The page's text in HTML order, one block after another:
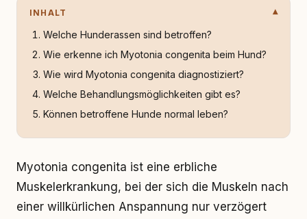
INHALT
Welche Hunderassen sind betroffen?
Wie erkenne ich Myotonia congenita beim Hund?
Wie wird Myotonia congenita diagnostiziert?
Welche Behandlungsmöglichkeiten gibt es?
Können betroffene Hunde normal leben?
Myotonia congenita ist eine erbliche
Muskelerkrankung, bei der sich die Muskeln nach
einer willkürlichen Anspannung nur verzögert